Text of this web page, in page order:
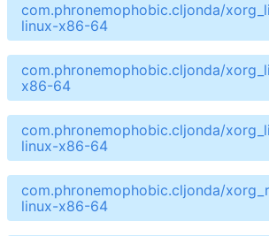
com.phronemophobic.cljonda/
linux-x86-64
com.phronemophobic.cljonda/
x86-64
com.phronemophobic.cljonda/
linux-x86-64
com.phronemophobic.cljonda/
linux-x86-64